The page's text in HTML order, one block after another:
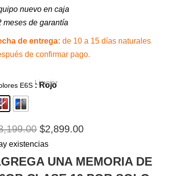
nuevo en caja
meses de garantía
de entrega: de 10 a 15 días naturales
de confirmar pago.
E6S : Rojo
Limpiar
EL
PRECIO
ERA:
$2,899.00EL
ES:
existencias
UNA MEMORIA DE